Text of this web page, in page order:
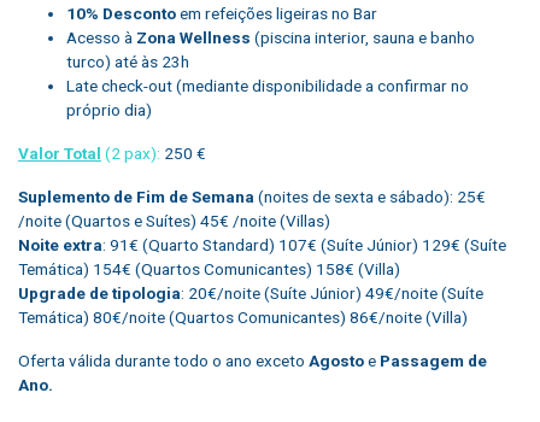
10% Descontoem refeições ligeiras no Bar
Acesso à Zona Wellness (piscina interior, sauna e banho
turco) até às 23h
Late check-out (mediante disponibilidade a confirmar no
próprio dia)
Valor Total (2 pax): 250 €
Suplemento de Fim de Semana (noites de sexta e sábado): 25€
/noite (Quartos e Suítes) 45€ /noite (Villas)
Noite extra: 91€ (Quarto Standard) 107€ (Suíte Júnior) 129€ (Suíte
Temática) 154€ (Quartos Comunicantes) 158€ (Villa)
Upgrade de tipologia: 20€/noite (Suíte Júnior) 49€/noite (Suíte
Temática) 80€/noite (Quartos Comunicantes) 86€/noite (Villa)
Oferta válida durante todo o ano exceto Agostoe Passagem de
Ano.